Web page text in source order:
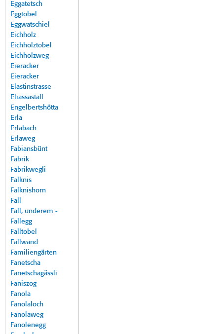
Eggatetsch
Eggtobel
Eggwatschiel
Eichholz
Eichholztobel
Eichholzweg
Eieracker
Eieracker
Elastinstrasse
Eliassastall
Engelbertshötta
Erla
Erlabach
Erlaweg
Fabiansbünt
Fabrik
Fabrikwegli
Falknis
Falknishorn
Fall
Fall, underem -
Fallegg
Falltobel
Fallwand
Familiengärten
Fanetscha
Fanetschagässli
Faniszog
Fanola
Fanolaloch
Fanolaweg
Fanolenegg